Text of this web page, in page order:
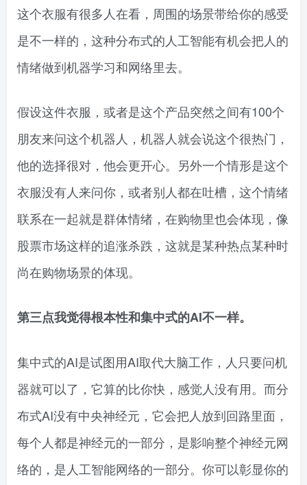
这个衣服有很多人在看，周围的场景带给你的感受
是不一样的，这种分布式的人工智能有机会把人的
情绪做到机器学习和网络里去。
假设这件衣服，或者是这个产品突然之间有100个
朋友来问这个机器人，机器人就会说这个很热门，
他的选择很对，他会更开心。另外一个情形是这个
衣服没有人来问你，或者别人都在吐槽，这个情绪
联系在一起就是群体情绪，在购物里也会体现，像
股票市场这样的追涨杀跌，这就是某种热点某种时
尚在购物场景的体现。
第三点我觉得根本性和集中式的AI不一样。
集中式的AI是试图用AI取代大脑工作，人只要问机
器就可以了，它算的比你快，感觉人没有用。而分
布式AI没有中央神经元，它会把人放到回路里面，
每个人都是神经元的一部分，是影响整个神经元网
络的，是人工智能网络的一部分。你可以彰显你的